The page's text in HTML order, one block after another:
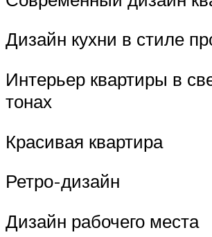
Дизайн кухни в стиле
Интерьер квартиры в
тонах
Красивая квартира
Ретро-дизайн
Дизайн рабочего места